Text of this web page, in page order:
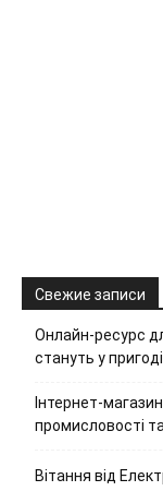
Свежие записи
Онлайн-ресурс
стануть у
Інтернет-
промисловості
Вітання від